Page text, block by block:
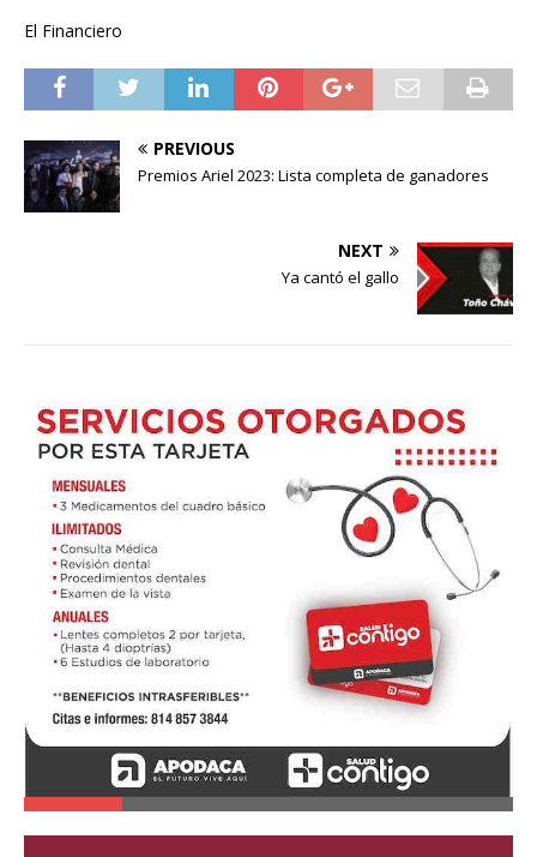
El Financiero
PREVIOUS
Premios Ariel 2023: Lista completa de ganadores
NEXT
Ya cantó el gallo